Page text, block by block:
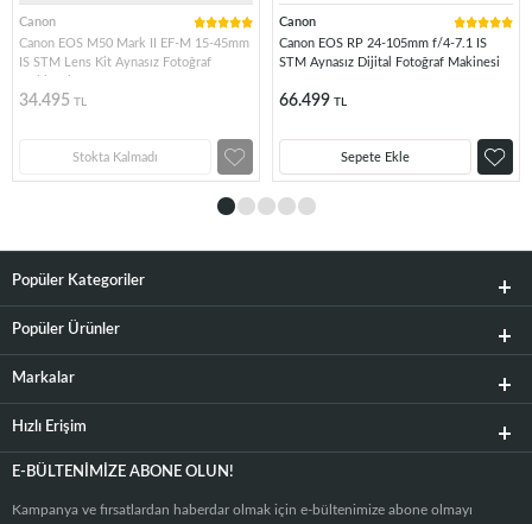
Canon
Canon EOS M50 Mark II EF-M 15-45mm
IS STM Lens Kit Aynasız Fotoğraf
34.495 TL
Stokta Kalmadı
Canon
Canon EOS RP 24-105mm f/4-7.1 IS
STM Aynasız Dijital Fotoğraf Makinesi
66.499 TL
Sepete Ekle
Popüler Kategoriler
Popüler Ürünler
Markalar
Hızlı Erişim
E-BÜLTENIMIZE ABONE OLUN!
Kampanya ve fırsatlardan haberdar olmak için e-bültenimize abone olmayı